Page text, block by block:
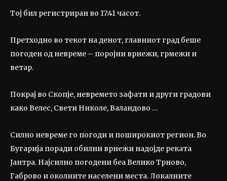
Тој бил регистриран во 17:41 часот.
Претходно во текот на денот, главниот град беше
погоден од невреме – поројни врнежи, грмежи и
ветар.
Покрај во Скопје, невремето зафати и други градови
како Велес, Свети Николе, Валандово …
Силно невреме го погоди и поширокиот регион. Во
Бугарија поради обилни врнежи надојде реката
Јантра. Најсилно погодени беа Велико Трново,
Габрово и околните населени места. Локалните